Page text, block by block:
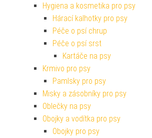
Hygiena a kosmetika pro psy
Hárací kalhotky pro psy
Péče o psí chrup
Péče o psí srst
Kartáče na psy
Krmivo pro psy
Pamlsky pro psy
Misky a zásobníky pro psy
Oblečky na psy
Obojky a vodítka pro psy
Obojky pro psy